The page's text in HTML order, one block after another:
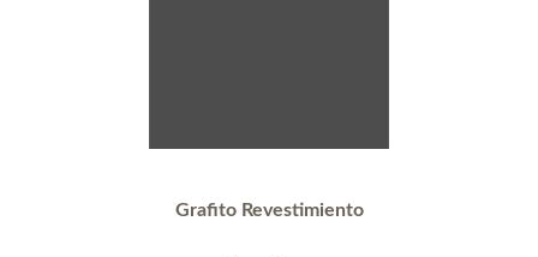
Grafito Revestimiento